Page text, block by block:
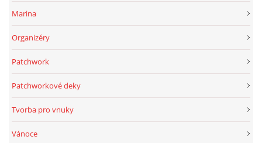
Marina
Organizéry
Patchwork
Patchworkové deky
Tvorba pro vnuky
Vánoce